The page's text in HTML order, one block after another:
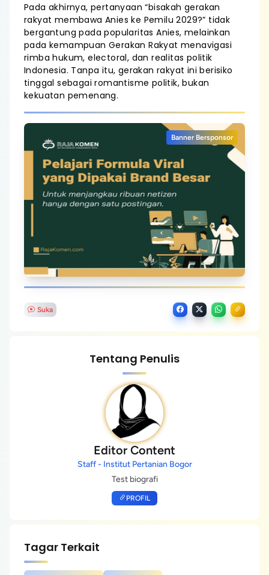
Pada akhirnya, pertanyaan “bisakah gerakan
rakyat membawa Anies ke Pemilu 2029?” tidak
bergantung pada popularitas Anies, melainkan
pada kemampuan Gerakan Rakyat menavigasi
rimba hukum, electoral, dan realitas politik
Indonesia. Tanpa itu, gerakan rakyat ini berisiko
tinggal sebagai romantisme politik, bukan
kekuatan pemenang.
Banner Bersponsor
Suka
Tentang Penulis
Editor Content
Staff - Institut Pertanian Bogor
Test biografi
PROFIL
Tagar Terkait